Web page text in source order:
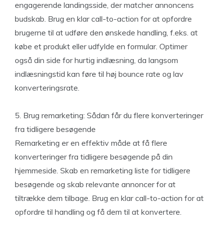
engagerende landingsside, der matcher annoncens
budskab. Brug en klar call-to-action for at opfordre
brugerne til at udføre den ønskede handling, f.eks. at
købe et produkt eller udfylde en formular. Optimer
også din side for hurtig indlæsning, da langsom
indlæsningstid kan føre til høj bounce rate og lav
konverteringsrate.
5. Brug remarketing: Sådan får du flere konverteringer
fra tidligere besøgende
Remarketing er en effektiv måde at få flere
konverteringer fra tidligere besøgende på din
hjemmeside. Skab en remarketing liste for tidligere
besøgende og skab relevante annoncer for at
tiltrække dem tilbage. Brug en klar call-to-action for at
opfordre til handling og få dem til at konvertere.